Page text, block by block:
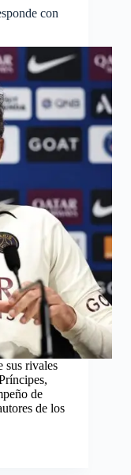
con
sus rivales
de
de los